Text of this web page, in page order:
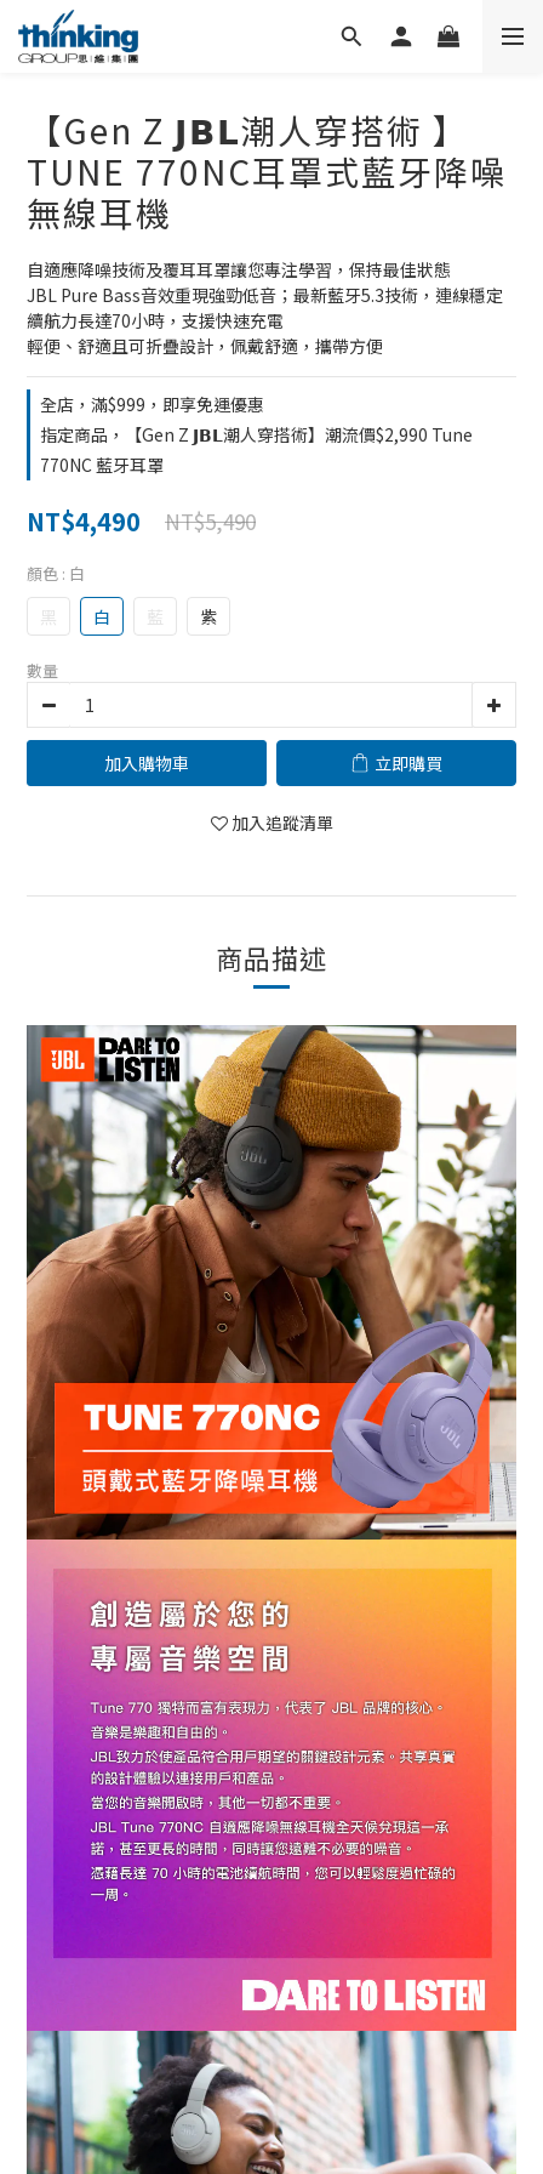
【Gen Z 𝗝𝗕𝗟潮人穿搭術 】
TUNE 770NC耳罩式藍牙降噪
無線耳機
自適應降噪技術及覆耳耳罩讓您專注學習，保持最佳狀態
JBL Pure Bass音效重現強勁低音；最新藍牙5.3技術，連線穩定
續航力長達70小時，支援快速充電
輕便、舒適且可折疊設計，佩戴舒適，攜帶方便
全店，滿$999，即享免運優惠
指定商品，【Gen Z 𝗝𝗕𝗟潮人穿搭術】潮流價$2,990 Tune
770NC 藍牙耳罩
NT$4,490 NT$5,490
顏色 : 白
黑 白 藍 紫
數量
加入購物車 立即購買
加入追蹤清單
商品描述